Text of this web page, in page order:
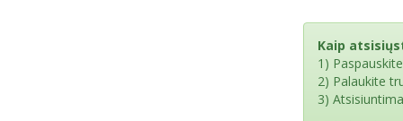
Kaip
1)
2) Palaukite
3)